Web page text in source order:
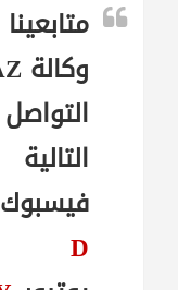
التالية
فيسبوك
D